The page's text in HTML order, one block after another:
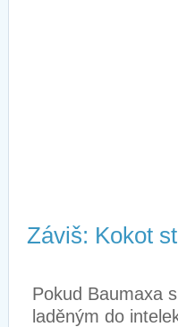
Záviš: Kokot
Pokud Baumaxa
laděným do